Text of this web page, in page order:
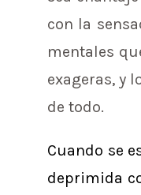
con la
mentales
exageras, y
de todo.
Cuando se
deprimida